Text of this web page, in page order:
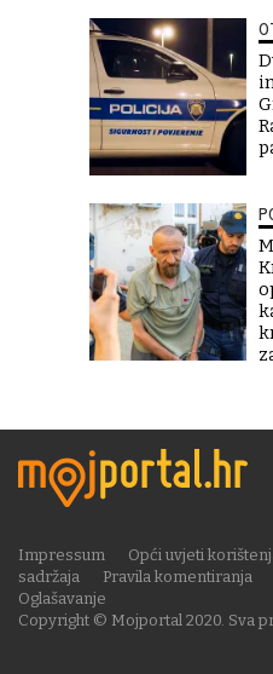
Copyright © Mojportal 2020. Sva
Impressum Opći uvjeti
sadržaja
Pravila komentiranja
Oglašavanje